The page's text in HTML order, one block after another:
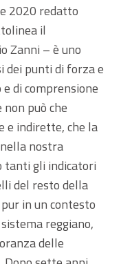
2020 redatto
il
Zanni – è uno
dei punti di forza e
di comprensione
può che
e indirette, che la
nostra
tanti gli indicatori
del resto della
in un contesto
reggiano,
delle